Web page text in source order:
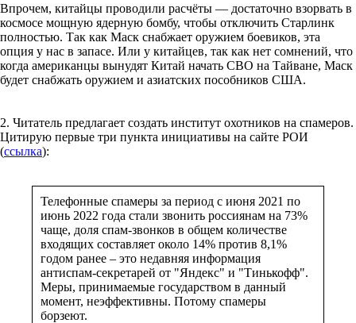
Впрочем, китайцы проводили расчёты — достаточно взорвать в
космосе мощную ядерную бомбу, чтобы отключить Старлинк
полностью. Так как Маск снабжает оружием боевиков, эта
опция у нас в запасе. Или у китайцев, так как нет сомнений, что
когда американцы вынудят Китай начать СВО на Тайване, Маск
будет снабжать оружием и азиатских пособников США.
2. Читатель предлагает создать институт охотников на спамеров.
Цитирую первые три пункта инициативы на сайте РОИ
(ссылка):
Телефонные спамеры за период с июня 2021 по
июнь 2022 года стали звонить россиянам на 73%
чаще, доля спам-звонков в общем количестве
входящих составляет около 14% против 8,1%
годом ранее – это недавняя информация
антиспам-секретарей от "Яндекс" и "Тинькофф".
Меры, принимаемые государством в данный
момент, неэффективны. Потому спамеры
борзеют.